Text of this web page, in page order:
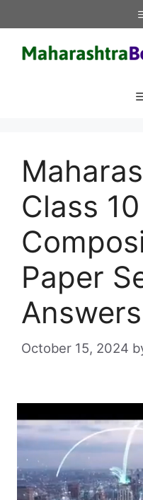
to
content
Class
Paper
Answers
October 15, 2024